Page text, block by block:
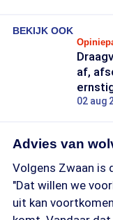
BEKIJK OOK
af,
02 aug
Advies van
Volgens Zwaan is
"Dat willen we
uit kan